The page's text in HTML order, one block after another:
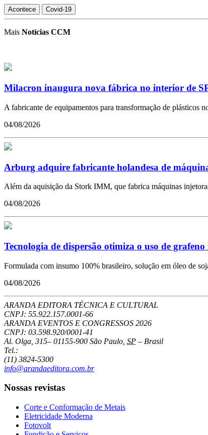
Acontece Covid-19
Mais Notícias CCM
Milacron inaugura nova fábrica no interior de
A fabricante de equipamentos para transformação de plásticos
04/08/2026
Arburg adquire fabricante holandesa de
Além da aquisição da Stork IMM, que fabrica máquinas
04/08/2026
Tecnologia de dispersão otimiza o uso de
Formulada com insumo 100% brasileiro, solução em óleo de
04/08/2026
ARANDA EDITORA TÉCNICA E CULTURAL
CNPJ: 55.922.157.0001-66
ARANDA EVENTOS E CONGRESSOS 2026
CNPJ: 03.598.920/0001-41
Al. Olga, 315– 01155-900 São Paulo SP – Brasil
Tel.:
(11) 3824-5300
info@arandaeditora.com.br
Nossas revistas
Corte e Conformação de Metais
Eletricidade Moderna
Fotovolt